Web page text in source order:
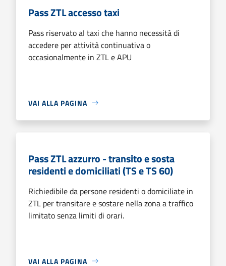
Pass ZTL accesso taxi
Pass riservato aI taxi che hanno necessità di
accedere per attività continuativa o
occasionalmente in ZTL e APU
VAI ALLA PAGINA
Pass ZTL azzurro - transito e sosta
residenti e domiciliati (TS e TS 60)
Richiedibile da persone residenti o domiciliate in
ZTL per transitare e sostare nella zona a traffico
limitato senza limiti di orari.
VAI ALLA PAGINA